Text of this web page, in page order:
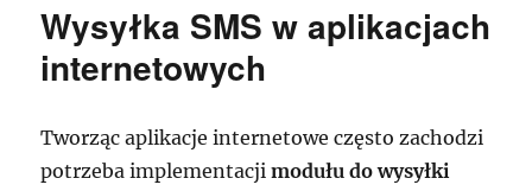
Wysyłka SMS w aplikacjach
internetowych
Tworząc aplikacje internetowe często zachodzi
potrzeba implementacjimodułu do wysyłki